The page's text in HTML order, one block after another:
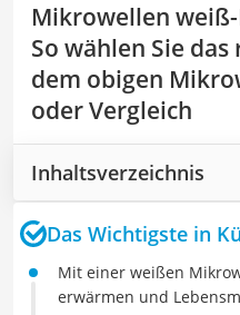
Mikrowellen
So wählen Sie
dem obigen
oder Vergleich
Inhaltsverzeichnis
Das Wichtigste in
Mit einer weißen
erwärmen und